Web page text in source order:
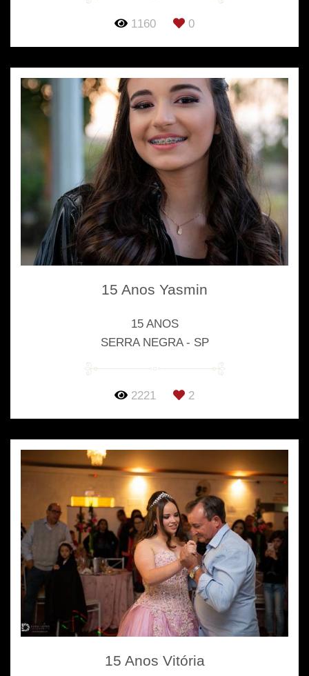
1160 0
15 Anos Yasmin
15 ANOS
SERRA NEGRA - SP
2221 2
15 Anos Vitória